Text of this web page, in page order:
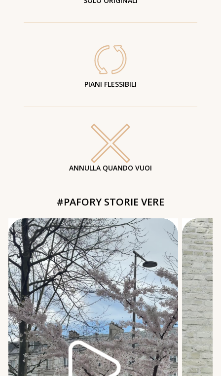
PIANI FLESSIBILI
ANNULLA QUANDO VUOI
#PAFORY STORIE VERE